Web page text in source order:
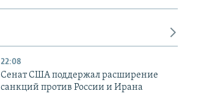
22:08
Сенат США поддержал расширение
санкций против России и Ирана